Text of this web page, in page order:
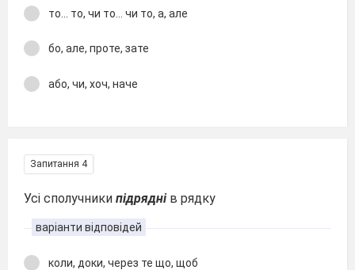
то... то, чи то... чи то, а, але
бо, але, проте, зате
або, чи, хоч, наче
Запитання 4
Усі сполучники підряднів рядку
варіанти відповідей
коли, доки, через те що, щоб